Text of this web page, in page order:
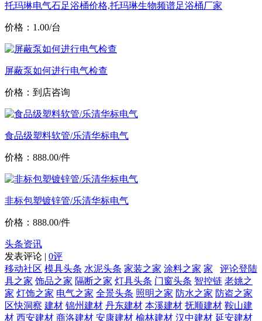
托玛琳电气石足浴桶价格,托玛琳生物频谱足浴桶厂家
价格：1.00/台
屏蔽泵如何进行电气检查
价格：到店咨询
食品级塑料软管/乐清华标电气
价格：888.00/件
非标包塑镀锌管/乐清华标电气
价格：888.00/件
头条资讯
发表评论 | 0评
评论登陆
移动社区 模具头条 水泥头条 家装之家 涂料之家 家
具之家 饰品之家 隔断之家 灯具头条 门窗头条 智控链 老姚之
家 灯饰之家 电气之家 全景头条 照明之家 防水之家 防盗之家
区快洞察 建材 锦州建材 丹东建材 本溪建材 抚顺建材 鞍山建
材 西安建材 商洛建材 安康建材 榆林建材 汉中建材 延安建材